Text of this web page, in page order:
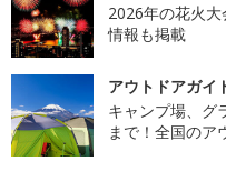
2026年の花火
情報も掲載
アウトドアガイ
キャンプ場、グ
まで！全国のア